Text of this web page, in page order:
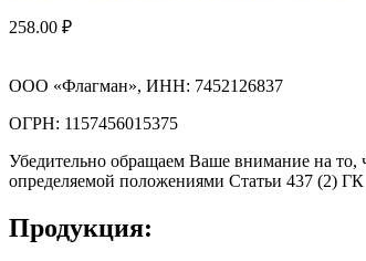
258.00 ₽
ООО «Флагман», ИНН: 7452126837
ОГРН: 1157456015375
Убедительно обращаем Ваше внимание на то,
определяемой положениями Статьи 437 (2)
Продукция: